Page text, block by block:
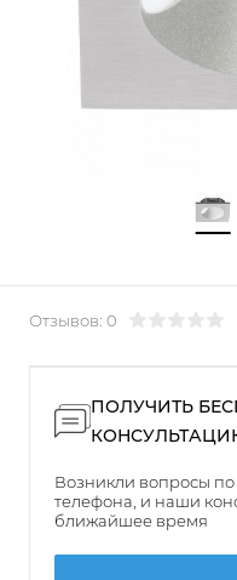
Отзывов: 0
ПОЛУЧИТЬ
Возникли вопросы по
телефона, и наши
ближайшее время